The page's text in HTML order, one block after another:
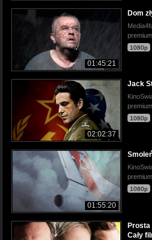
01:45:21
Dom
premium
1080p
02:02:37
Jack
premium
1080p
01:55:20
premium
1080p
Prosta
Cały